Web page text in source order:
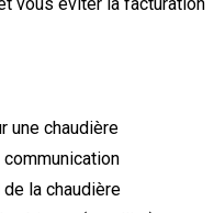
une chaudière
la chaudière